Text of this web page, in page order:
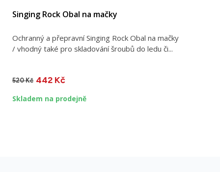
Singing Rock Obal na mačky
Ochranný a přepravní Singing Rock Obal na mačky
/ vhodný také pro skladování šroubů do ledu či...
520 Kč 442 Kč
Skladem na prodejně